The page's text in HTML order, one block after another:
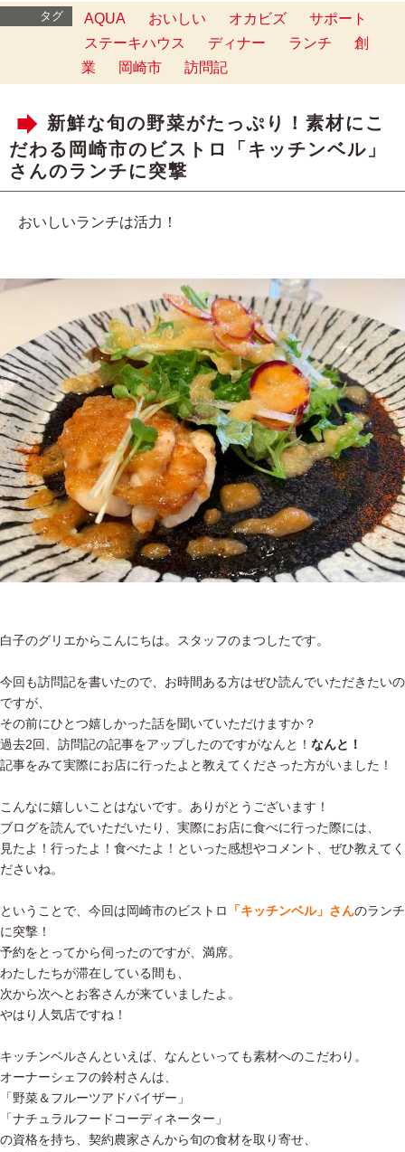
タグ AQUA おいしい オカビズ
サポート
ステーキハウス
ディナー ランチ
創
業
岡崎市 訪問記
新鮮な旬の野菜がたっぷり！素材にこ
だわる岡崎市のビストロ「キッチンベル」
さんのランチに突撃
おいしいランチは活力！
白子のグリエからこんにちは。スタッフのまつしたです。
今回も訪問記を書いたので、お時間ある方はぜひ読んでいただきたいの
ですが、
その前にひとつ嬉しかった話を聞いていただけますか？
過去2回、訪問記の記事をアップしたのですがなんと！ なんと！
記事をみて実際にお店に行ったよと教えてくださった方がいました！
こんなに嬉しいことはないです。ありがとうございます！
ブログを読んでいただいたり、実際にお店に食べに行った際には、
見たよ！行ったよ！食べたよ！といった感想やコメント、ぜひ教えてく
ださいね。
ということで、今回は岡崎市のビストロ 「キッチンベル」さんのランチ
に突撃！
予約をとってから伺ったのですが、満席。
わたしたちが滞在している間も、
次から次へとお客さんが来ていましたよ。
やはり人気店ですね！
キッチンベルさんといえば、なんといっても素材へのこだわり。
オーナーシェフの鈴村さんは、
「野菜＆フルーツアドバイザー」
「ナチュラルフードコーディネーター」
の資格を持ち、契約農家さんから旬の食材を取り寄せ、